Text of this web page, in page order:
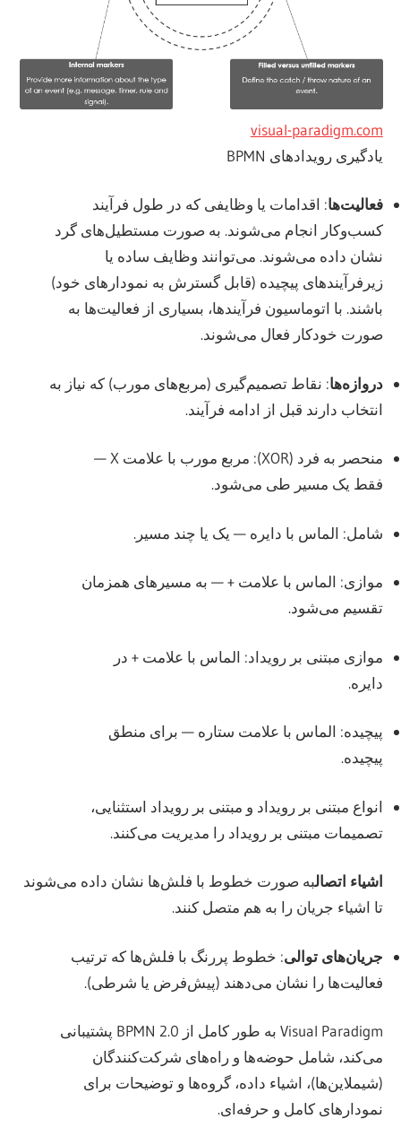
visual-paradigm.com
یادگیری رویدادهای BPMN
فعالیت‌ها: اقدامات یا وظایفی که در طول فرآیند
کسب‌وکار انجام می‌شوند. به صورت مستطیل‌های گرد
نشان داده می‌شوند. می‌توانند وظایف ساده یا
زیرفرآیندهای پیچیده (قابل گسترش به نمودارهای خود)
باشند. با اتوماسیون فرآیندها، بسیاری از فعالیت‌ها به
صورت خودکار فعال می‌شوند.
دروازه‌ها: نقاط تصمیم‌گیری (مربع‌های مورب) که نیاز به
انتخاب دارند قبل از ادامه فرآیند.
منحصر به فرد (XOR): مربع مورب با علامت X —
فقط یک مسیر طی می‌شود.
شامل: الماس با دایره — یک یا چند مسیر.
موازی: الماس با علامت + — به مسیرهای همزمان
تقسیم می‌شود.
موازی مبتنی بر رویداد: الماس با علامت + در
دایره.
پیچیده: الماس با علامت ستاره — برای منطق
پیچیده.
انواع مبتنی بر رویداد و مبتنی بر رویداد استثنایی،
تصمیمات مبتنی بر رویداد را مدیریت می‌کنند.
اشیاء اتصالبه صورت خطوط با فلش‌ها نشان داده می‌شوند
تا اشیاء جریان را به هم متصل کنند.
جریان‌های توالی: خطوط پررنگ با فلش‌ها که ترتیب
فعالیت‌ها را نشان می‌دهند (پیش‌فرض یا شرطی).
Visual Paradigm به طور کامل از BPMN 2.0 پشتیبانی
می‌کند، شامل حوضه‌ها و راه‌های شرکت‌کنندگان
(شیملاین‌ها)، اشیاء داده، گروه‌ها و توضیحات برای
نمودارهای کامل و حرفه‌ای.